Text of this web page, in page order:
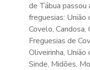
de Tábua passou
freguesias: União
Covelo, Candosa,
Freguesias de
Oliveirinha, União
Sinde, Midões,